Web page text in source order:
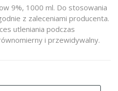
9%, 1000 ml. Do stosowania
z zaleceniami producenta.
utleniania podczas
i przewidywalny.